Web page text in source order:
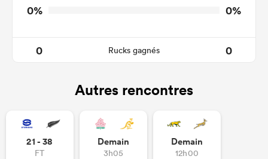
0% 0%
0 Rucks gagnés 0
Autres rencontres
21 - 38
FT
Demain
3h05
Demain
12h00